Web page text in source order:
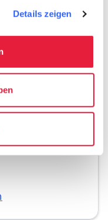
Details zeigen